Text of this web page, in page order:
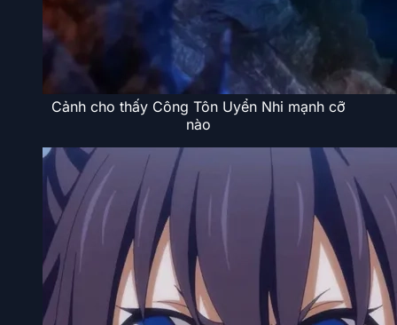
Cảnh cho thấy Công Tôn Uyển Nhi mạnh cỡ
nào